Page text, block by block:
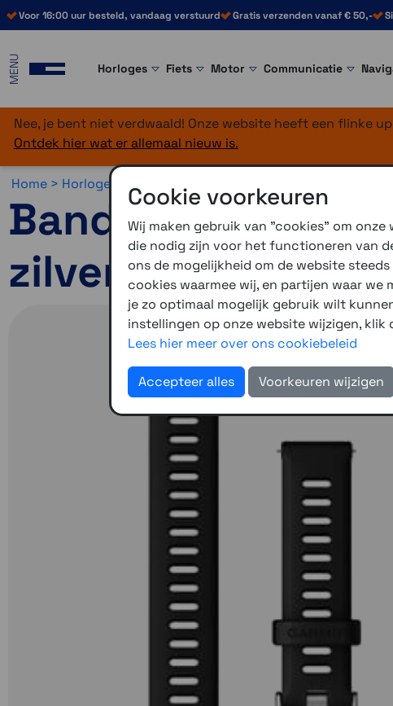
Voor 16:00 uur besteld, vandaag verstuurd Gratis verzenden vanaf € 50,-
MENU Horloges Fiets Motor Communicatie
Nee, je bent niet verdwaald! Onze website heeft een flinke
Ontdek hier wat er allemaal nieuw is.
Home > Horloges >
Bandjes met
zilverkleurige
Cookie voorkeuren
Wij maken gebruik van "cookies" om
die nodig zijn voor het functioneren van
ons de mogelijkheid om de website
cookies waarmee wij, en partijen waar
je zo optimaal mogelijk gebruik wilt
instellingen op onze website wijzigen, klik
Lees hier meer over ons cookiebeleid
Accepteer alles Voorkeuren wijzigen